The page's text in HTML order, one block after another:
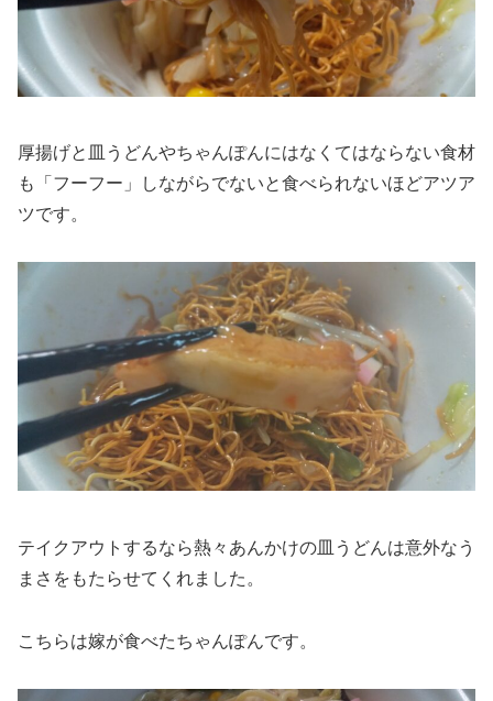
厚揚げと皿うどんやちゃんぽんにはなくてはならない食材
も「フーフー」しながらでないと食べられないほどアツア
ツです。
テイクアウトするなら熱々あんかけの皿うどんは意外なう
まさをもたらせてくれました。
こちらは嫁が食べたちゃんぽんです。